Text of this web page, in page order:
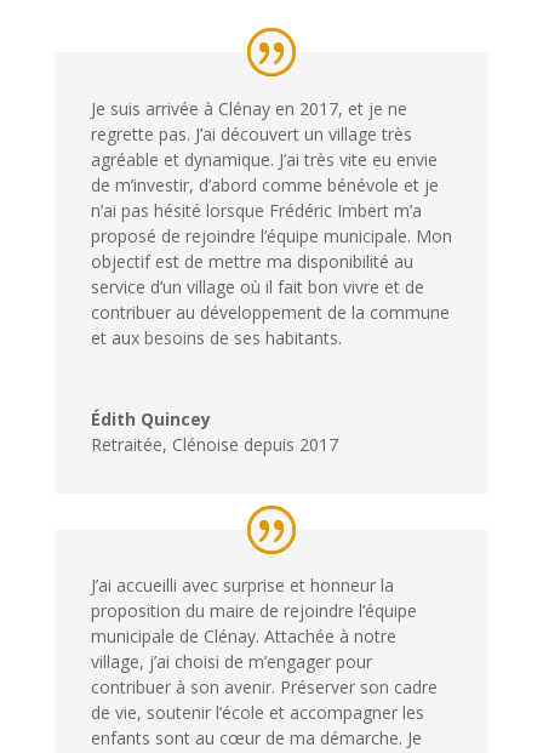
Je suis arrivée à Clénay en 2017, et je ne
regrette pas. J’ai découvert un village très
agréable et dynamique. J’ai très vite eu envie
de m’investir, d’abord comme bénévole et je
n’ai pas hésité lorsque Frédéric Imbert m’a
proposé de rejoindre l’équipe municipale. Mon
objectif est de mettre ma disponibilité au
service d’un village où il fait bon vivre et de
contribuer au développement de la commune
et aux besoins de ses habitants.
Édith Quincey
Retraitée, Clénoise depuis 2017
J’ai accueilli avec surprise et honneur la
proposition du maire de rejoindre l’équipe
municipale de Clénay. Attachée à notre
village, j’ai choisi de m’engager pour
contribuer à son avenir. Préserver son cadre
de vie, soutenir l’école et accompagner les
enfants sont au cœur de ma démarche. Je